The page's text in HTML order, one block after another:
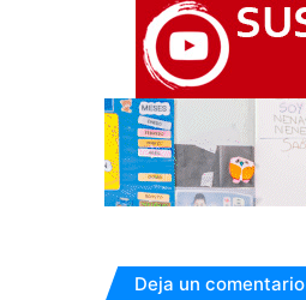
Deja un comentario